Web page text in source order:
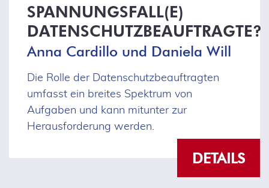
SPANNUNGSFALL(E)
DATENSCHUTZBEAUFTRAGTE?
Anna Cardillo und Daniela Will
Die Rolle der Datenschutzbeauftragten
umfasst ein breites Spektrum von
Aufgaben und kann mitunter zur
Herausforderung werden.
DETAILS